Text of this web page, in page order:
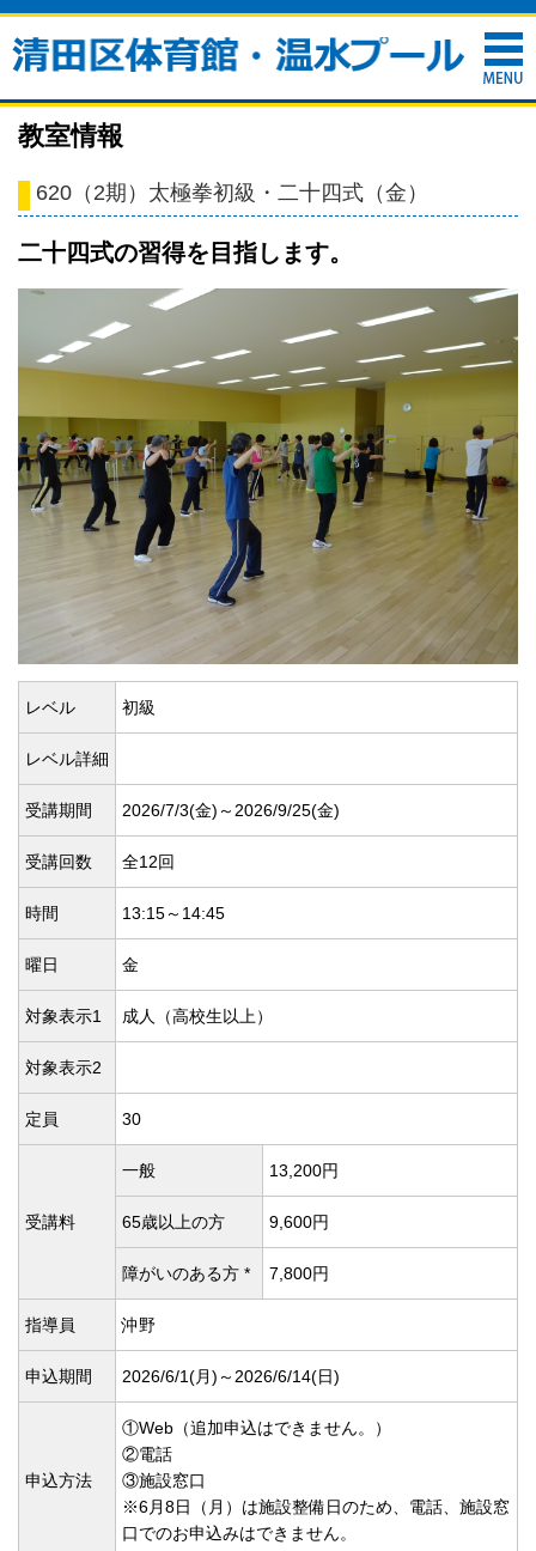
教室情報
620（2期）太極拳初級・二十四式（金）
二十四式の習得を目指します。
レベル 初級
レベル詳細
受講期間 2026/7/3(金)～2026/9/25(金)
受講回数 全12回
時間 13:15～14:45
曜日 金
対象表示1 成人（高校生以上）
対象表示2
定員 30
受講料
一般 13,200円
65歳以上の方 9,600円
障がいのある方 * 7,800円
指導員 沖野
申込期間 2026/6/1(月)～2026/6/14(日)
申込方法
①Web（追加申込はできません。）
②電話
③施設窓口
※6月8日（月）は施設整備日のため、電話、施設窓
口でのお申込みはできません。